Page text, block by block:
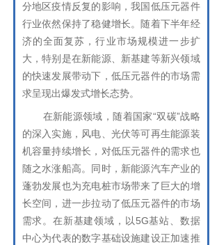
分地区疫情反复的影响，我国低压元器件
行业依然保持了稳健增长。随着下半年经
济的全面复苏，行业市场规模进一步扩
大，特别是在新能源、新基建等新兴领域
的快速发展带动下，低压元器件的市场需
求呈现出爆发式增长态势。
在新能源领域，随着国家“双碳”战略
的深入实施，风电、光伏等可再生能源装
机容量持续增长，对低压元器件的需求也
随之水涨船高。同时，新能源汽车产业的
蓬勃发展也为充电桩市场带来了巨大的增
长空间，进一步拉动了低压元器件的市场
需求。在新基建领域，以5G基站、数据
中心为代表的数字基础设施建设正加速推